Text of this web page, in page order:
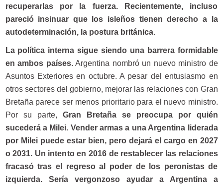
recuperarlas por la fuerza. Recientemente, incluso
pareció insinuar que los isleños tienen derecho a la
autodeterminación, la postura británica.
La política interna sigue siendo una barrera formidable
en ambos países. Argentina nombró un nuevo ministro de
Asuntos Exteriores en octubre. A pesar del entusiasmo en
otros sectores del gobierno, mejorar las relaciones con Gran
Bretaña parece ser menos prioritario para el nuevo ministro.
Por su parte, Gran Bretaña se preocupa por quién
sucederá a Milei. Vender armas a una Argentina liderada
por Milei puede estar bien, pero dejará el cargo en 2027
o 2031. Un intento en 2016 de restablecer las relaciones
fracasó tras el regreso al poder de los peronistas de
izquierda. Sería vergonzoso ayudar a Argentina a